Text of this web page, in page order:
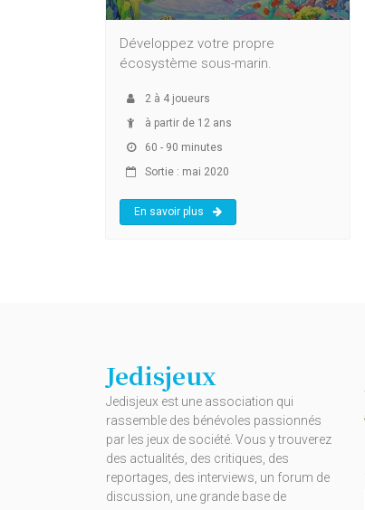
Développez votre propre
écosystème sous-marin.
2 à 4 joueurs
à partir de 12 ans
60 - 90 minutes
Sortie : mai 2020
En savoir plus
Jedisjeux
Jedisjeux est une association qui
rassemble des bénévoles passionnés
par les jeux de société. Vous y trouverez
des actualités, des critiques, des
reportages, des interviews, un forum de
discussion, une grande base de